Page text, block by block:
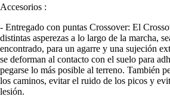
Accesorios :
- Entregado con puntas Crossover: El
distintas asperezas a lo largo de la marcha,
encontrado, para un agarre y una sujeción
se deforman al contacto con el suelo para
pegarse lo más posible al terreno. También
los caminos, evitar el ruido de los picos y
lesión.